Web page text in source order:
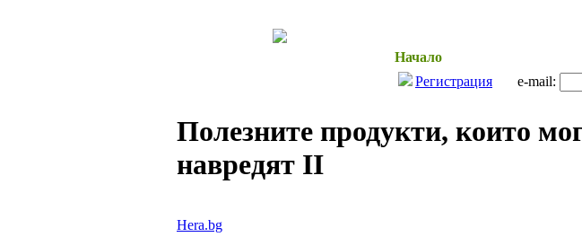
Начало
Регистрация
e-mail:
Полезните продукти, които
навредят II
Hera.bg